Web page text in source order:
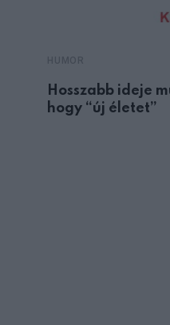
Hosszabb ideje
hogy “új életet”